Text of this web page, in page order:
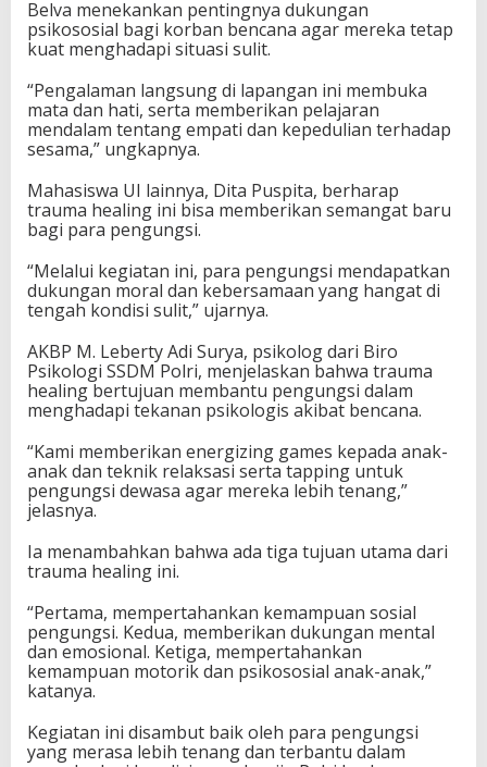
Belva menekankan pentingnya dukungan
psikososial bagi korban bencana agar mereka tetap
kuat menghadapi situasi sulit.
“Pengalaman langsung di lapangan ini membuka
mata dan hati, serta memberikan pelajaran
mendalam tentang empati dan kepedulian terhadap
sesama,” ungkapnya.
Mahasiswa UI lainnya, Dita Puspita, berharap
trauma healing ini bisa memberikan semangat baru
bagi para pengungsi.
“Melalui kegiatan ini, para pengungsi mendapatkan
dukungan moral dan kebersamaan yang hangat di
tengah kondisi sulit,” ujarnya.
AKBP M. Leberty Adi Surya, psikolog dari Biro
Psikologi SSDM Polri, menjelaskan bahwa trauma
healing bertujuan membantu pengungsi dalam
menghadapi tekanan psikologis akibat bencana.
“Kami memberikan energizing games kepada anak-
anak dan teknik relaksasi serta tapping untuk
pengungsi dewasa agar mereka lebih tenang,”
jelasnya.
Ia menambahkan bahwa ada tiga tujuan utama dari
trauma healing ini.
“Pertama, mempertahankan kemampuan sosial
pengungsi. Kedua, memberikan dukungan mental
dan emosional. Ketiga, mempertahankan
kemampuan motorik dan psikososial anak-anak,”
katanya.
Kegiatan ini disambut baik oleh para pengungsi
yang merasa lebih tenang dan terbantu dalam